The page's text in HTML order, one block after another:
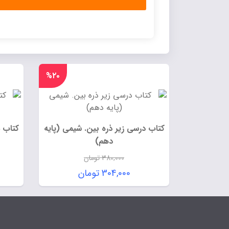
کتاب درسی زیر ذره بین. شیمی (پایه
دهم)
380,000تومان
قیمت
اصلی:
380,000 تومان
304,000تومان
قیمت
فعلی:
%۲۰
کتاب